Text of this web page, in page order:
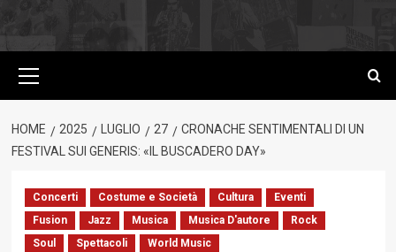
principale
HOME 2025 LUGLIO 27
CRONACHE SENTIMENTALI DI UN
FESTIVAL SUI GENERIS: «IL BUSCADERO DAY»
Concerti Costume e Società Cultura
Eventi
Fusion
Jazz Musica Musica D'autore
Rock
Soul
Spettacoli World Music